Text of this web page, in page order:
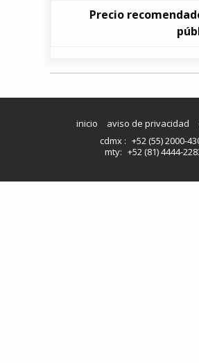
Precio
inicio aviso de privacidad
cdmx : +52 (55) 2000-
mty: +52 (81) 4444-